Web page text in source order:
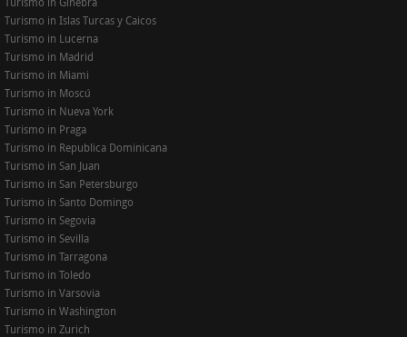
Turismo in Ginebra
Turismo in Islas Turcas y Caicos
Turismo in Lucerna
Turismo in Madrid
Turismo in Miami
Turismo in Moscú
Turismo in Nueva York
Turismo in Praga
Turismo in Republica Dominicana
Turismo in San Juan
Turismo in San Petersburgo
Turismo in Santo Domingo
Turismo in Segovia
Turismo in Sevilla
Turismo in Tarragona
Turismo in Toledo
Turismo in Varsovia
Turismo in Washington
Turismo in Zurich